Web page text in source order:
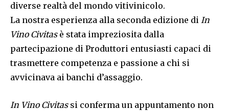
diverse realtà del mondo vitivinicolo.
La nostra esperienza alla seconda edizione di In
Vino Civitasè stata impreziosita dalla
partecipazione di Produttori entusiasti capaci di
trasmettere competenza e passione a chi si
avvicinava ai banchi d’assaggio.
In Vino Civitassi conferma un appuntamento non